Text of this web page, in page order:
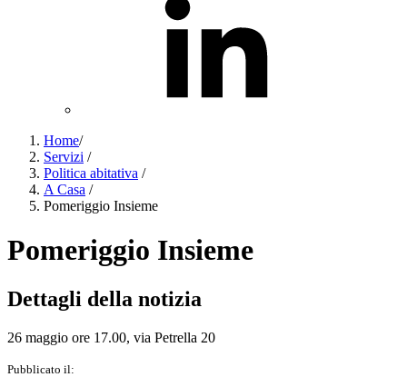
Home/
Servizi /
Politica abitativa /
A Casa /
Pomeriggio Insieme
Pomeriggio Insieme
Dettagli della notizia
26 maggio ore 17.00, via Petrella 20
Pubblicato il: